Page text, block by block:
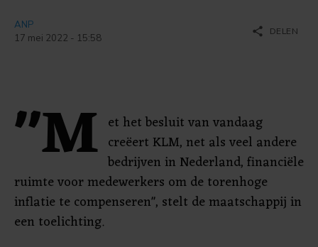
ANP
17 mei 2022 - 15:58
share DELEN
"M et het besluit van vandaag
creëert KLM, net als veel andere
bedrijven in Nederland, financiële
ruimte voor medewerkers om de torenhoge
inflatie te compenseren", stelt de maatschappij in
een toelichting.